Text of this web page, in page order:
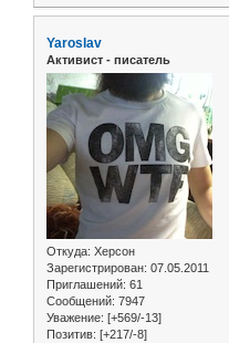
Yaroslav
Активист - писатель
Откуда: Херсон
Зарегистрирован: 07.05.2011
Приглашений: 61
Сообщений: 7947
Уважение: [+569/-13]
Позитив: [+217/-8]